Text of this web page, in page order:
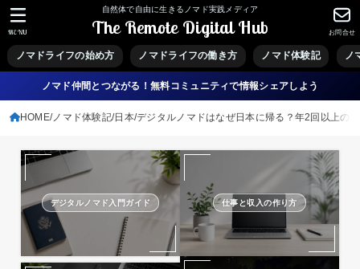
自然体で自由に生きるノマド実践メディア
The Remote Digital Hub
ノマドライフの始め方 ノマドライフの働き方 ノマド体験記 ノ
お問合せ
MENU
ノマド仲間とつながる！無料コミュニティで情報シェアしよう
HOME ノマド体験記 日本 デジタルノマドはなぜ日本に帰る？年2回以上の
デジタルノマド入門ガイド 仕事と収入の作り方